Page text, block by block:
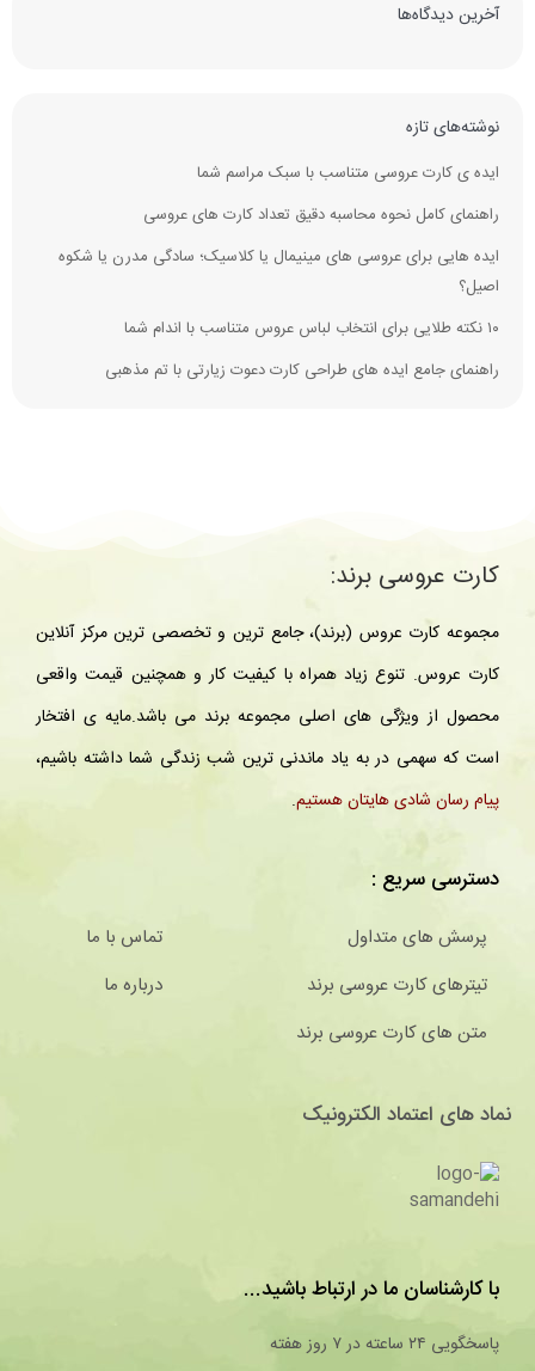
آخرین دیدگاه‌ها
نوشته‌های تازه
ایده ی کارت عروسی متناسب با سبک مراسم شما
راهنمای کامل نحوه محاسبه دقیق تعداد کارت‌ های عروسی
ایده‌ هایی برای عروسی های مینیمال یا کلاسیک؛ سادگی مدرن یا شکوه
اصیل؟
۱۰ نکته طلایی برای انتخاب لباس عروس متناسب با اندام شما
راهنمای جامع ایده‌ های طراحی کارت دعوت زیارتی با تم مذهبی
کارت عروسی برند:
مجموعه کارت عروس (برند)، جامع ترین و تخصصی ترین مرکز آنلاین
کارت عروس. تنوع زیاد همراه با کیفیت کار و همچنین قیمت واقعی
محصول از ویژگی های اصلی مجموعه برند می باشد.مایه ی افتخار
است که سهمی در به یاد ماندنی ترین شب زندگی شما داشته باشیم،
پیام رسان شادی هایتان هستیم.
دسترسی سریع :
پرسش های متداول
تیترهای کارت عروسی برند
متن های کارت عروسی برند
تماس با ما
درباره ما
نماد های اعتماد الکترونیک
با کارشناسان ما در ارتباط باشید...
پاسخگویی ۲۴ ساعته در ۷ روز هفته